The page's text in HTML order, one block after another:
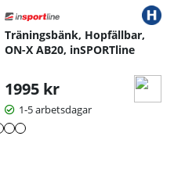
9.5
Träningsbänk, Hopfällbar,
ON-X AB20, inSPORTline
1995 kr
1-5 arbetsdagar